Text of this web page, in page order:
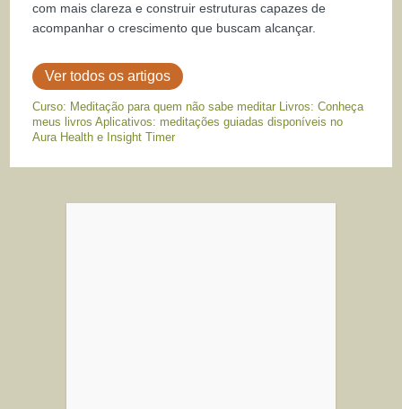
com mais clareza e construir estruturas capazes de
acompanhar o crescimento que buscam alcançar.
Ver todos os artigos
Curso: Meditação para quem não sabe meditar Livros: Conheça
meus livros Aplicativos: meditações guiadas disponíveis no
Aura Health e Insight Timer